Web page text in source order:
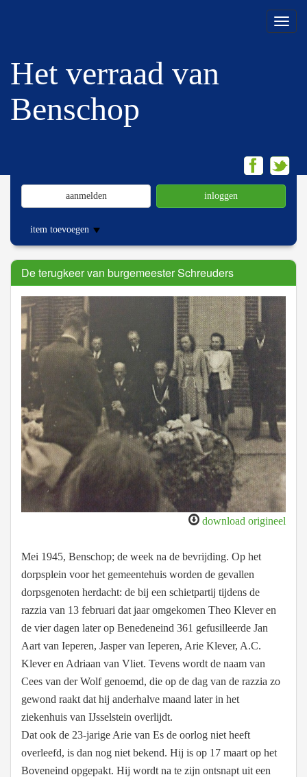
Menu
Het verraad van
Benschop
aanmelden inloggen
item toevoegen
De terugkeer van burgemeester Schreuders
download origineel
Mei 1945, Benschop; de week na de bevrijding. Op het
dorpsplein voor het gemeentehuis worden de gevallen
dorpsgenoten herdacht: de bij een schietpartij tijdens de
razzia van 13 februari dat jaar omgekomen Theo Klever en
de vier dagen later op Benedeneind 361 gefusilleerde Jan
Aart van Ieperen, Jasper van Ieperen, Arie Klever, A.C.
Klever en Adriaan van Vliet. Tevens wordt de naam van
Cees van der Wolf genoemd, die op de dag van de razzia zo
gewond raakt dat hij anderhalve maand later in het
ziekenhuis van IJsselstein overlijdt.
Dat ook de 23-jarige Arie van Es de oorlog niet heeft
overleefd, is dan nog niet bekend. Hij is op 17 maart op het
Boveneind opgepakt. Hij wordt na te zijn ontsnapt uit een